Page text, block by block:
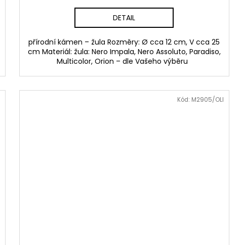
DETAIL
přírodní kámen – žula Rozměry: Ø cca 12 cm, V cca 25
cm Materiál: žula: Nero Impala, Nero Assoluto, Paradiso,
Multicolor, Orion – dle Vašeho výběru
Kód: M2905/OLI